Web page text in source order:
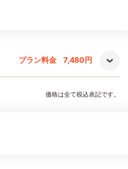
プラン料金 7,480円
価格は全て税込表記です。